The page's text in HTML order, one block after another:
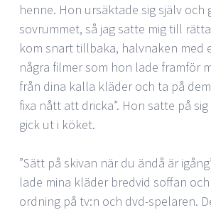
henne. Hon ursäktade sig själv och
sovrummet, så jag satte mig till
kom snart tillbaka, halvnaken med
några filmer som hon lade framför
från dina kalla kläder och ta på
fixa nått att dricka”. Hon satte på
gick ut i köket.
”Sätt på skivan när du ändå är
lade mina kläder bredvid soffan
ordning på tv:n och dvd-spelaren.